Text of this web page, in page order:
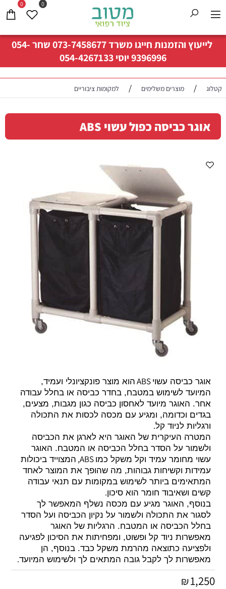
לייעוץ והזמנות חייגו משרד073-7458677שחר054-
9396996יוסי054-4267133
0 0
קטלוג / מוצרים משלימים / למקומות ציבוריים
אוגר כביסה כפול עשוי ABS
אוגר כביסה עשוי
הוא מוצר פונקציונלי ועמיד,
המיועד לשימוש במטבח, בחדר כביסה או בחלל עבודה
אחר. האוגר מיועד לאחסון כביסה כגון מגבות, מצעים,
בגדים וכדומה, ומגיע עם מכסה לכסות את התכולה
ורגליות לניוד קל.
המטרה העיקרית של האוגר היא לארגן את הכביסה
ולשמור על הסדר בחלל הכביסה או המטבח. האוגר
עשוי מחומר עמיד וקל משקל כמו
המצוייד ביכולות
עמידות וקשיחות גבוהות, מה שהופך את המוצר לאחד
המתאימים ביותר לשימוש במקומות עם תנאי עבודה
קשים ושאיבוד חומר הוא סיכון.
בנוסף, האוגר מגיע עם מכסה נשלף המאפשר לך
לסגור את התכולה ולשמור על נקיון הכביסה ועל הסדר
בחלל הכביסה או המטבח. הרגליות של האוגר
מאפשרות ניוד קל ופשוט, ומפחיתות את הסיכון לפגיעה
ולפציעה כתוצאה מהרמת משקל כבד. בנוסף, הן
מאפשרות לך לקבל גובה המתאים לך ולשימוש המיועד.
₪1,250